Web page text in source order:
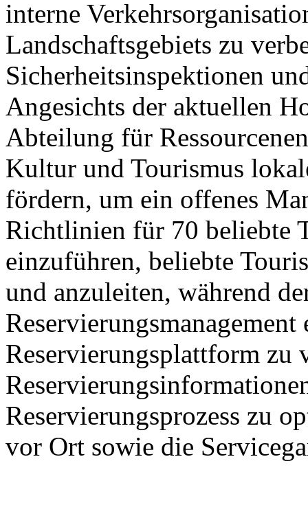
interne
Landschaftsgebiets zu
Sicherheitsinspektionen
Angesichts der aktuellen
Abteilung für
Kultur und Tourismus
fördern, um ein offenes
Richtlinien für 70 beliebte
einzuführen, beliebte
und anzuleiten, während
Reservierungsplattform zu
Reservierungsprozess zu
vor Ort sowie die